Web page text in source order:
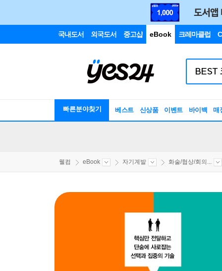
국내도서 외국도서 중고샵 eBook 크레마클럽
빠른분야찾기 베스트 신상품 이벤트 바이백 매
웰컴 eBook 자기계발 화술/협상/회의...